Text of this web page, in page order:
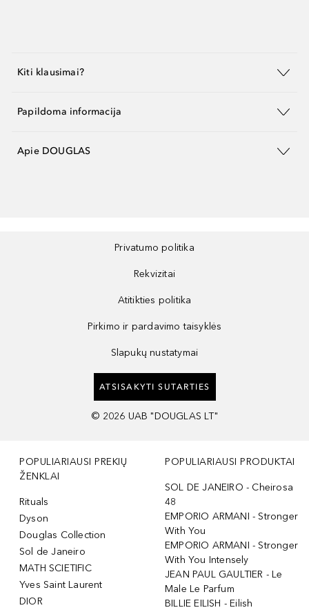
Kiti klausimai?
Papildoma informacija
Apie DOUGLAS
Privatumo politika
Rekvizitai
Atitikties politika
Pirkimo ir pardavimo taisyklės
Slapukų nustatymai
ATSISAKYTI SUTARTIES
© 2026 UAB "DOUGLAS LT"
POPULIARIAUSI PREKIŲ
ŽENKLAI
Rituals
Dyson
Douglas Collection
Sol de Janeiro
MATH SCIETIFIC
Yves Saint Laurent
DIOR
POPULIARIAUSI PRODUKTAI
SOL DE JANEIRO - Cheirosa
48
EMPORIO ARMANI - Stronger
With You
EMPORIO ARMANI - Stronger
With You Intensely
JEAN PAUL GAULTIER - Le
Male Le Parfum
BILLIE EILISH - Eilish